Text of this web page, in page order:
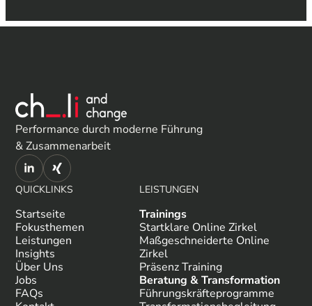
Performance durch moderne Führung
& Zusammenarbeit
QUICKLINKS
Startseite
Fokusthemen
Leistungen
Insights
Über Uns
Jobs
FAQs
LEISTUNGEN
Trainings
Startklare Online Zirkel
Maßgeschneiderte Online
Zirkel
Präsenz Training
Beratung & Transformation
Führungskräfteprogramme